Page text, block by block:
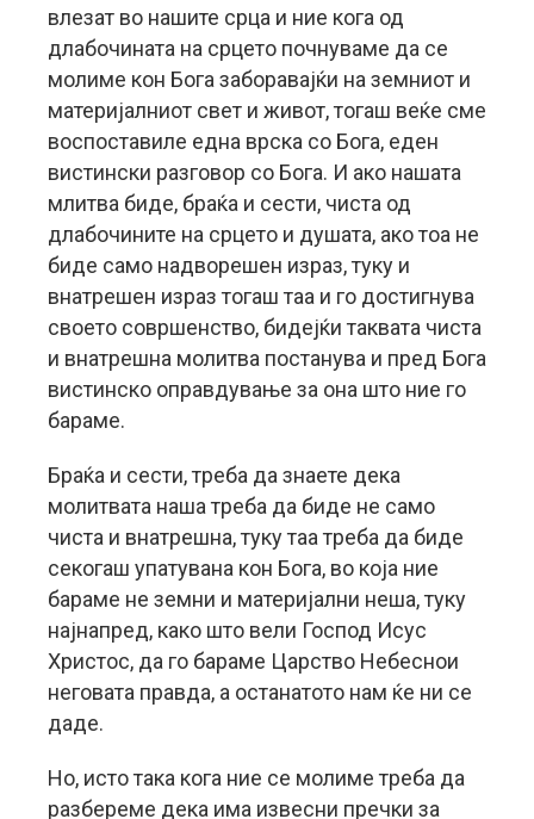
влезат во нашите срца и ние кога од
длабочината на срцето почнуваме да се
молиме кон Бога заборавајќи на земниот и
материјалниот свет и живот, тогаш веќе сме
воспоставиле една врска со Бога, еден
вистински разговор со Бога. И ако нашата
млитва биде, браќа и сести, чиста од
длабочините на срцето и душата, ако тоа не
биде само надворешен израз, туку и
внатрешен израз тогаш таа и го достигнува
своето совршенство, бидејќи таквата чиста
и внатрешна молитва постанува и пред Бога
вистинско оправдување за она што ние го
бараме.
Браќа и сести, треба да знаете дека
молитвата наша треба да биде не само
чиста и внатрешна, туку таа треба да биде
секогаш упатувана кон Бога, во која ние
бараме не земни и материјални неша, туку
најнапред, како што вели Господ Исус
Христос, да го бараме Царство Небеснои
неговата правда, а останатото нам ќе ни се
даде.
Но, исто така кога ние се молиме треба да
разбереме дека има извесни пречки за